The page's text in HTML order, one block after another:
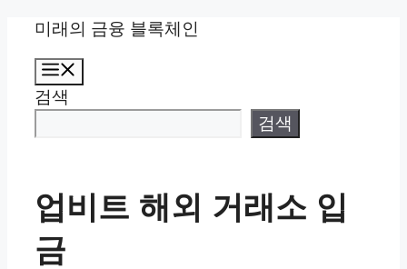
미래의 금융 블록체인
검색
검색
업비트 해외 거래소 입
금